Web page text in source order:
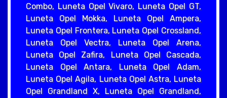
Combo, Luneta Opel Vivaro, Luneta Opel GT,
Luneta Opel Mokka, Luneta Opel Ampera,
Luneta Opel Frontera, Luneta Opel Crossland,
Luneta Opel Vectra, Luneta Opel Arena,
Luneta Opel Zafira, Luneta Opel Cascada,
Luneta Opel Antara, Luneta Opel Adam,
Luneta Opel Agila, Luneta Opel Astra, Luneta
Opel Grandland X, Luneta Opel Grandland,